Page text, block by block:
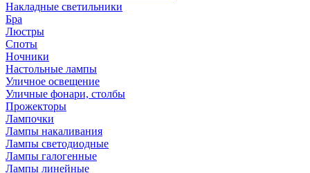
Накладные светильники
Бра
Люстры
Споты
Ночники
Настольные лампы
Уличное освещение
Уличные фонари, столбы
Прожекторы
Лампочки
Лампы накаливания
Лампы светодиодные
Лампы галогенные
Лампы линейные